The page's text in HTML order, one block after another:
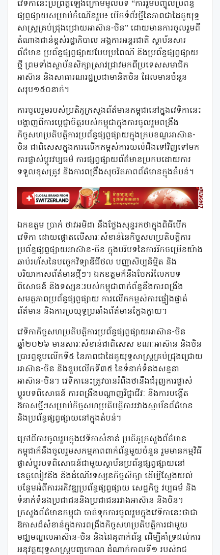
វេទិកានេះប្រព្រឹត្តឡើងក្រោមមូលបទ “ការរួមបញ្ចូលប្រព័ន្ធ
ផ្សព្វផ្សាយសម្រាប់កំណើនរួម៖ បើកទំព័រថ្មីនៃភាពជាដៃគូយុទ្ធ
សាស្ត្រគ្រប់ជ្រុងជ្រោយអាស៊ាន-ចិន” ដោយមានការចូលរួមពី
តំណាងជាន់ខ្ពស់រដ្ឋាភិបាល អង្គការអន្តរជាតិ ស្ថាប័នសារ
ព័ត៌មាន ប្រព័ន្ធផ្សព្វផ្សាយបែបប្រពៃណី និងប្រព័ន្ធផ្សព្វផ្សាយ
ថ្មី ព្រមទាំងស្ថាប័នសិក្សាស្រាវជ្រាវមកពីប្រទេសសមាជិក
អាស៊ាន និងសាធារណរដ្ឋប្រជាមានិតចិន ដែលមានចំនួន
សរុប១៥០នាក់។
ការចូលរួមរបស់ប្រតិភូក្រសួងព័ត៌មានកម្ពុជានៅក្នុងវេទិកានេះ
បង្ហាញពីការប្តេជ្ញាចិត្តរបស់កម្ពុជាក្នុងការចូលរួមពង្រឹង
កិច្ចសហប្រតិបត្តិការប្រព័ន្ធផ្សព្វផ្សាយក្នុងក្របខណ្ឌអាស៊ាន-
ចិន ជាពិសេសក្នុងការលើកកម្ពស់ការយល់ដឹងទៅវិញទៅមក
ការផ្លាស់ប្តូរវប្បធម៌ ការផ្សព្វផ្សាយព័ត៌មានប្រកបដោយការ
ទទួលខុសត្រូវ និងការពង្រឹងសុចរិតភាពព័ត៌មានក្នុងតំបន់។
ឯកឧត្តម ប្រាក់ ថាវអមដា នឹងថ្លែងសុន្ទរកថាក្នុងពិធីបើក
វេទិកា ដោយផ្តោតលើសារៈសំខាន់នៃកិច្ចសហប្រតិបត្តិការ
ប្រព័ន្ធផ្សព្វផ្សាយអាស៊ាន-ចិន ក្នុងបរិបទនៃការរីកចម្រើនយ៉ាង
ឆាប់រហ័សនៃបច្ចេកវិទ្យាឌីជីថល បញ្ញាសិប្បនិម្មិត និង
បរិយាកាសព័ត៌មានថ្មីៗ។ ឯកឧត្តមក៏នឹងចែករំលែកបទ
ពិសោធន៍ និងទស្សនៈរបស់កម្ពុជាពាក់ព័ន្ធនឹងការពង្រឹង
សមត្ថភាពប្រព័ន្ធផ្សព្វផ្សាយ ការលើកកម្ពស់ការផ្ទៀងផ្ទាត់
ព័ត៌មាន និងការប្រយុទ្ធប្រឆាំងព័ត៌មានក្លែងក្លាយ។
វេទិកាកិច្ចសហប្រតិបត្តិការប្រព័ន្ធផ្សព្វផ្សាយអាស៊ាន-ចិន
ឆ្នាំ២០២៦ មានសារៈសំខាន់ជាពិសេស ខណៈអាស៊ាន និងចិន
ប្រារព្ធខួបលើកទី៥ នៃភាពជាដៃគូយុទ្ធសាស្ត្រគ្រប់ជ្រុងជ្រោយ
អាស៊ាន-ចិន និងខួបលើកទី៣៥ នៃទំនាក់ទំនងសន្ទនា
អាស៊ាន-ចិន។ វេទិកានេះត្រូវបានរំពឹងថានឹងជំរុញការផ្លាស់
ប្តូរបទពិសោធន៍ ការពង្រឹងបណ្តាញវិជ្ជាជីវៈ និងការបង្កើត
ឱកាសថ្មីៗសម្រាប់កិច្ចសហប្រតិបត្តិការរវាងស្ថាប័នព័ត៌មាន
និងប្រព័ន្ធផ្សព្វផ្សាយនៅក្នុងតំបន់។
ក្រៅពីការចូលរួមក្នុងវេទិកាសំខាន់ ប្រតិភូក្រសួងព័ត៌មាន
កម្ពុជាក៏នឹងចូលរួមសកម្មភាពពាក់ព័ន្ធមួយចំនួន រួមមានកម្មវិធី
ផ្លាស់ប្តូរបទពិសោធន៍ជាមួយស្ថាប័នប្រព័ន្ធផ្សព្វផ្សាយនៅ
ខេត្តលៀវនីង និងដំណើរទស្សនកិច្ចសិក្សា ដើម្បីស្វែងយល់
បន្ថែមអំពីការអភិវឌ្ឍប្រព័ន្ធផ្សព្វផ្សាយ សេដ្ឋកិច្ច វប្បធម៌ និង
ទំនាក់ទំនងប្រជាជននិងប្រជាជនរវាងអាស៊ាន និងចិន។
ក្រសួងព័ត៌មានកម្ពុជា ចាត់ទុកការចូលរួមក្នុងវេទិកានេះថាជា
ឱកាសដ៏សំខាន់ក្នុងការពង្រឹងកិច្ចសហប្រតិបត្តិការជាមួយ
មជ្ឈមណ្ឌលអាស៊ាន-ចិន និងដៃគូពាក់ព័ន្ធ ដើម្បីគាំទ្រដល់ការ
អនុវត្តយុទ្ធសាស្ត្របញ្ចកោណ ដំណាក់កាលទី១ របស់រាជ